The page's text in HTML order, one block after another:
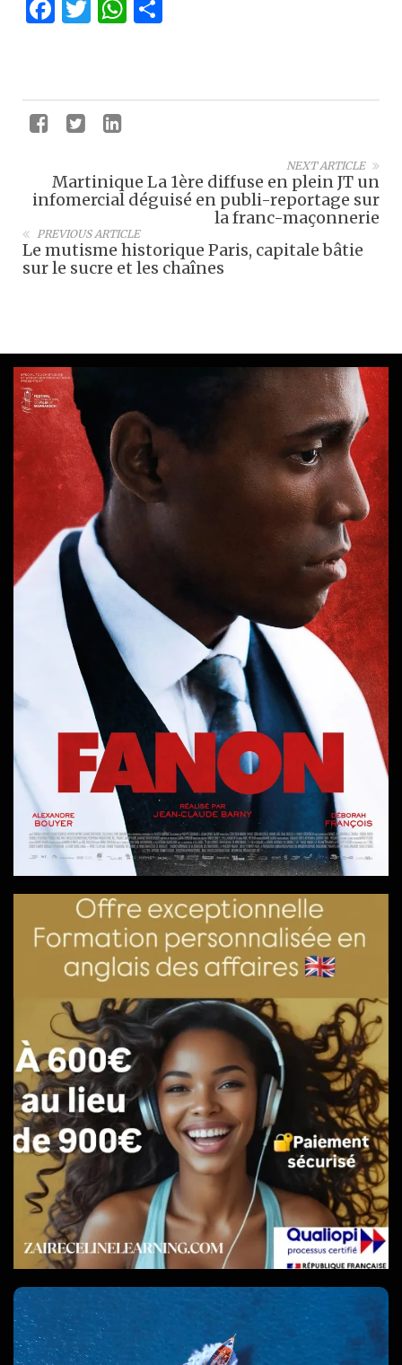
Facebook
TwitterWhatsApp
NEXT ARTICLE
Martinique La 1ère diffuse en plein JT un
infomercial déguisé en publi-reportage sur
la franc-maçonnerie
PREVIOUS ARTICLE
Le mutisme historique Paris, capitale bâtie
sur le sucre et les chaînes